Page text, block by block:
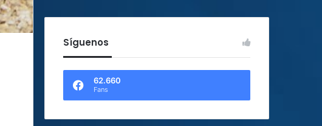
Síguenos
62.660
Fans